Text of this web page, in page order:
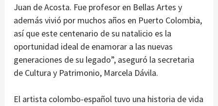
Juan de Acosta. Fue profesor en Bellas Artes y
además vivió por muchos años en Puerto Colombia,
así que este centenario de su natalicio es la
oportunidad ideal de enamorar a las nuevas
generaciones de su legado”, aseguró la secretaria
de Cultura y Patrimonio, Marcela Dávila.
El artista colombo-español tuvo una historia de vida